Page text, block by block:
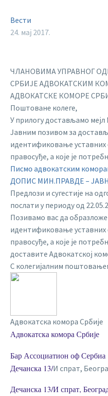
Вести
24. мај 2017.
ЧЛАНОВИМА УПРАВНОГ
СРБИЈЕ АДВОКАТСКИМ
АДВОКАТСКЕ КОМОРЕ
Поштоване колеге,
У прилогу достављамо
Јавним позивом за
идентификовање уставних
правосуђе, а које је
Писмо адвокатским
ДОПИС МИН.ПРАВДЕ –
Предлози и сугестије на
послати у периоду од
Позивамо вас да
идентификовање уставних
правосуђе, а које је
доставите Адвокатској
С колегијалним
Адвокатска комора Србије
Адвокатска комора Србије
Бар Ассоциатион оф Сербиа
Дечанска 13/И спрат,
Дечанска 13/И спрат,